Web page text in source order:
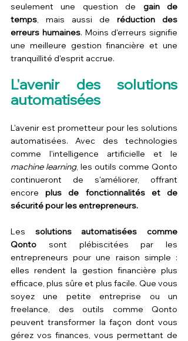
seulement une question de gain de
temps, mais aussi de réduction des
erreurs humaines. Moins d'erreurs signifie
une meilleure gestion financière et une
tranquillité d'esprit accrue.
L'avenir des solutions
automatisées
L'avenir est prometteur pour les solutions
automatisées. Avec des technologies
machine learning, les outils comme Qonto
continueront de s'améliorer, offrant
encore plus de fonctionnalités et de
sécurité pour les entrepreneurs.
Les solutions automatisées comme
Qonto sont plébiscitées par les
entrepreneurs pour une raison simple :
elles rendent la gestion financière plus
efficace, plus sûre et plus facile. Que vous
soyez une petite entreprise ou un
freelance, des outils comme Qonto
peuvent transformer la façon dont vous
gérez vos finances, vous permettant de